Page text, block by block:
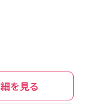
を見る